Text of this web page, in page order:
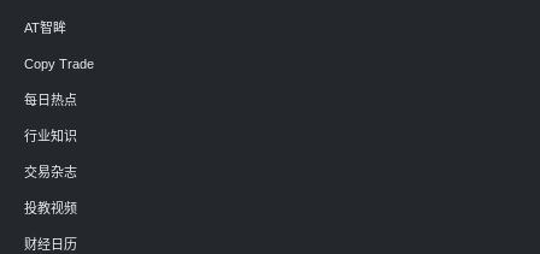
AT智眸
Copy Trade
每日热点
行业知识
交易杂志
投教视频
财经日历